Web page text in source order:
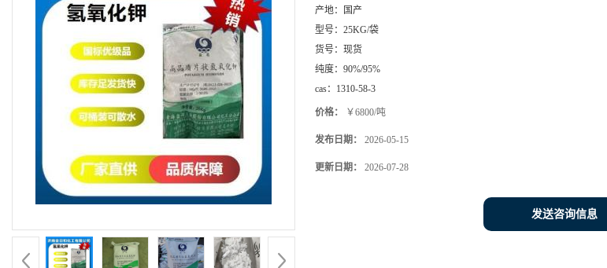
产地：
国产
型号： 25KG/袋
货号： 现货
纯度： 90%/95%
cas： 1310-58-3
价格： ￥6800/吨
发布日期： 2026-05-15
更新日期： 2026-07-28
发送咨询信息